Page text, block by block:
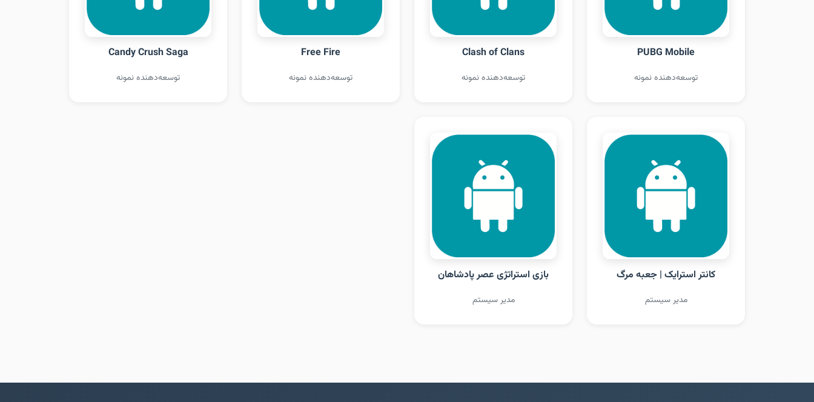
PUBG Mobile
توسعه‌دهنده نمونه
Clash of Clans
توسعه‌دهنده نمونه
Free Fire
توسعه‌دهنده نمونه
Candy Crush Saga
توسعه‌دهنده نمونه
کانتر استرایک | جعبه مرگ
مدیر سیستم
بازی استراتژی عصر پادشاهان
مدیر سیستم